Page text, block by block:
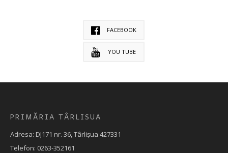
FACEBOOK
YOU TUBE
PRIMĂRIA TÂRLISUA
Adresa: DJ171 nr. 36, Târlișua 427331
Telefon: 0263-352161